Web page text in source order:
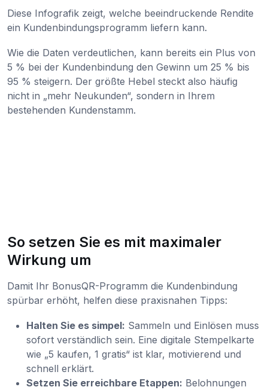
Diese Infografik zeigt, welche beeindruckende Rendite
ein Kundenbindungsprogramm liefern kann.
Wie die Daten verdeutlichen, kann bereits ein Plus von
5 % bei der Kundenbindung den Gewinn um 25 % bis
95 % steigern. Der größte Hebel steckt also häufig
nicht in „mehr Neukunden“, sondern in Ihrem
bestehenden Kundenstamm.
So setzen Sie es mit maximaler
Wirkung um
Damit Ihr BonusQR-Programm die Kundenbindung
spürbar erhöht, helfen diese praxisnahen Tipps:
Halten Sie es simpel: Sammeln und Einlösen muss
sofort verständlich sein. Eine digitale Stempelkarte
wie „5 kaufen, 1 gratis“ ist klar, motivierend und
schnell erklärt.
Setzen Sie erreichbare Etappen: Belohnungen